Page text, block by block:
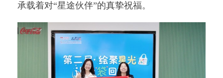
承载着对“星途伙伴”的真挚祝福。